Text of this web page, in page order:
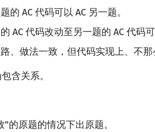
的 AC 代码可以 AC 另一题。
AC 代码改动至另一题的 AC 代码
、做法一致，但代码实现上、不那
含关系。
的原题的情况下出原题。